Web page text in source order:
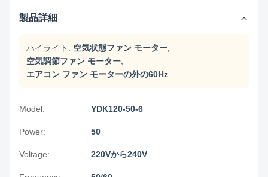
製品詳細
ハイライト: 空気状態ファン モーター
空気調節ファン モーター
エアコン ファン モーターの外の60Hz
Model: YDK120-50-6
Power: 50
Voltage: 220Vから240V